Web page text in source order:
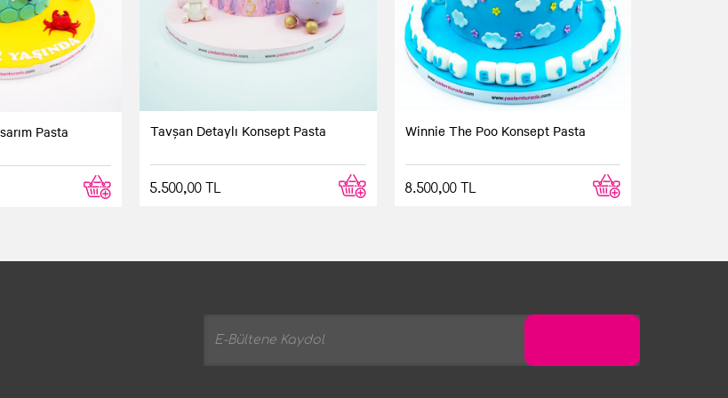
doğum günü pastası olarak sipariş ettim. Çok güzel görünen bir pastaydı, bununla
bıraktı. Teşekkür ederim.
Pasta Tavşan Detaylı Konsept Pasta
5.500,00 TL
Winnie The Poo Konsept Pasta
8.500,00 TL